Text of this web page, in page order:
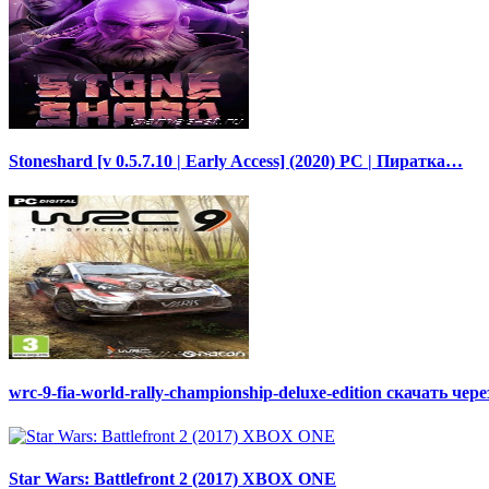
Stoneshard [v 0.5.7.10 | Early Access] (2020) PC | Пиратка…
wrc-9-fia-world-rally-championship-deluxe-edition скачать
Star Wars: Battlefront 2 (2017) XBOX ONE